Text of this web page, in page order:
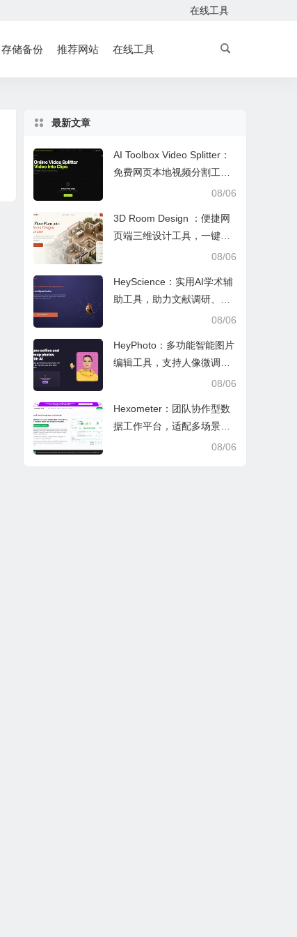
在线工具
存储备份 推荐网站 在线工具
最新文章
AI Toolbox Video Splitter：
免费网页本地视频分割工
具，多模式裁切高清视频且
08/06
3D Room Design ：便捷网
页端三维设计工具，一键户
型建模、实时改色布景助力
08/06
HeyScience：实用AI学术辅
助工具，助力文献调研、论
文审阅与日常学业研究工作
08/06
HeyPhoto：多功能智能图片
编辑工具，支持人像微调、
艺术创作与日常隐私防护08/06
Hexometer：团队协作型数
据工作平台，适配多场景数
据分析、高效办公与企业安
08/06